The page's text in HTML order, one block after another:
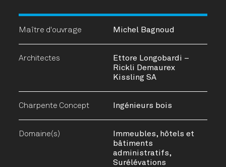
Maître d'ouvrage Michel Bagnoud
Architectes
Ettore Longobardi –
Rickli Demaurex
Kissling SA
Charpente Concept Ingénieurs bois
Domaine(s)
Immeubles, hôtels et
bâtiments
administratifs,
Surélévations